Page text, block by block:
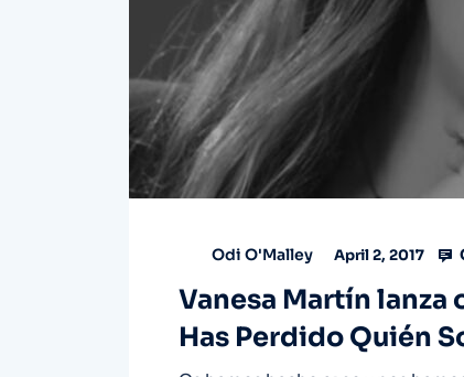
Odi O'Malley April 2, 2017
Vanesa Martín lanza
Has Perdido Quién